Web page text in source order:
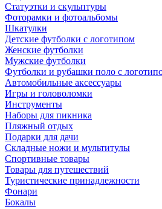
Статуэтки и скульптуры
Фоторамки и фотоальбомы
Шкатулки
Детские футболки с логотипом
Женские футболки
Мужские футболки
Футболки и рубашки поло с
Автомобильные аксессуары
Игры и головоломки
Инструменты
Наборы для пикника
Пляжный отдых
Подарки для дачи
Складные ножи и мультитулы
Спортивные товары
Товары для путешествий
Туристические принадлежности
Фонари
Бокалы